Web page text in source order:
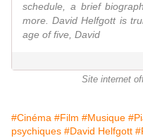
schedule, a brief
more. David Helfgott is
age of five, David
Site internet
#Cinéma #Film #Musique
psychiques #David Helfgott